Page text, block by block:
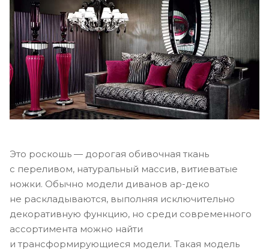
Это роскошь — дорогая обивочная ткань
с переливом, натуральный массив, витиеватые
ножки. Обычно модели диванов ар-деко
не раскладываются, выполняя исключительно
декоративную функцию, но среди современного
ассортимента можно найти
и трансформирующиеся модели. Такая модель